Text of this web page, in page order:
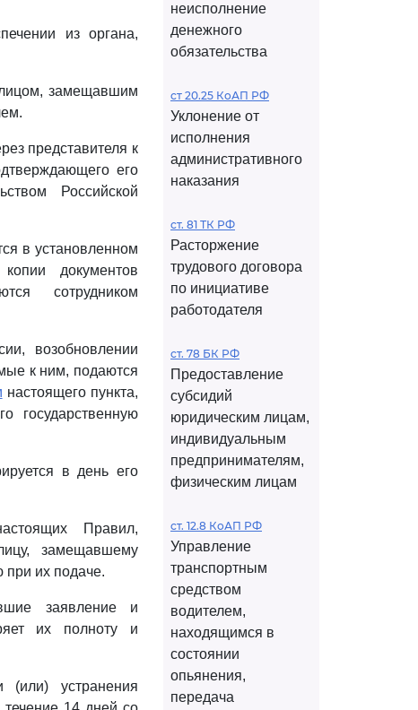
из органа,
замещавшим
представителя к
его
Российской
в установленном
документов
сотрудником
возобновлении
к ним, подаются
настоящего пункта,
государственную
в день его
Правил,
замещавшему
при их подаче.
заявление и
их полноту и
(или) устранения
неисполнение
денежного
обязательства
ст 20.25 КоАП РФ
Уклонение от
исполнения
административного
наказания
ст. 81 ТК РФ
Расторжение
трудового договора
по инициативе
работодателя
ст. 78 БК РФ
Предоставление
субсидий
юридическим лицам,
индивидуальным
предпринимателям,
физическим лицам
ст. 12.8 КоАП РФ
Управление
транспортным
средством
водителем,
находящимся в
состоянии
опьянения,
передача